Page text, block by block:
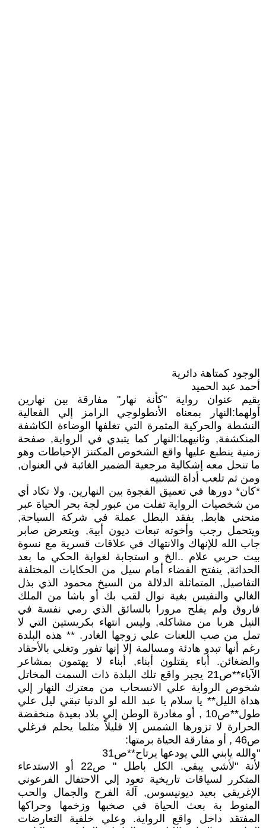
الوجود كمتاهة دائرية
أحمد عبد الحميد
يقيم عنوان رواية "كأنة نهار" مفارقة بين نهارين
أولهما:النهار بمعناه الأنطولوجي الرامز إلي الفعالية
النشطة والحركية المثمرة التي تغلفها الوضاءة الكاشفة
المنكشفة, وثانيهما:النهار كما يتبدي في الرواية, صفحة
زمنية ينطبع عليها واقع الشخوص المكتنز الإحباطات وهو
ما تنحل معه إشكالية مرجعية الضمير الغائبة في العنوان,
ومن ثم تلعب أداة التشبيه
*كان* دورها في تعميق الفجوة بين النهارين. ولا تكاد أي
من شخصيات الرواية تفلت من عبور لجة بحر الحياة عبر
منحني هابط, يفقد البطل عملة في شركة السياحة,
ويتحمل رجب وأخوته تبعات ديون أبية, ويتعرض صابر
جاب الله للإنهاك والانتهاك في علاقات قسرية مع نسوة
بيت حربي علام ..الخ و استجابة لغواية الحكي ما بعد
الحداثة, ينفتح الفضاء أمام سيل من الحكايات المختلفة
التفاصيل, المتماثلة الدلالة من السيخ محمود الذي بذل
الغالي والنفيس بغية نوال لقب بك أو باشا من الملك
فاروق ولم يفلح مرورا بالسائق الذي رمي نفسة في
النيل هربا من مشاكله, وليس انتهاء بكريستين التي لا
تمل من صب اللعنات علي زوجها الغادر. ** هذه البلدة
رغم أنها تبدو هادئة ومسالمة إلا إنها تفور وتغلي بالأحقاد
والضغائن. أباء يقتلون أبناء, أبناء لا يهتمون بمشاعر
الآباء**ص21 يجبر واقع تلك البلدة ذات السمت المخاتل
شخوص الرواية علي الانسحاب من معترك النهار إلي
هداة الليل** يا سلام يا عبد الله لو الدنيا تبقي ليل علي
طول**ص10 , أو مغادرة الوطن إلي بلاد بعيدة منخفضة
الحرارة لا تزورها الشمس إلا قليلاً مثلما يحلم فرغلي
ص46 , أو مفارقة الحياة برمتها:
"والله يابني اللي يودعها يرتاح**ص31
لأنة "لأشي يبقي. الكل باطل " ص22 أو الاستدعاء
المتكرر لسياقات تاريخية تعود إلي الاحتفال الفرعوني
الإغريقي بعيد ديونيسوس, آلة الفرح والجمال والحب
المنوط بة بعث الحياة في صخبها وزخمها وحراكها
المفتقد داخل واقع الرواية. وعلي خلفية التعارضات